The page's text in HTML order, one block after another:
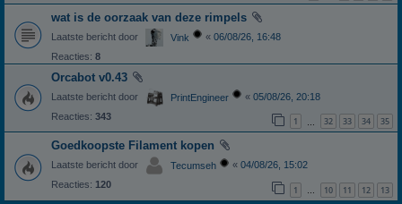
wat is de oorzaak van deze rimpels
Laatste bericht door Vink « 06/08/26, 16:48
Reacties: 8
Orcabot v0.43
Laatste bericht door PrintEngineer « 05/08/26, 20:18
Reacties: 343 1 32 33 34 35
Goedkoopste Filament kopen
Laatste bericht door Tecumseh « 04/08/26, 15:02
Reacties: 120 1 … 10 11 12 13